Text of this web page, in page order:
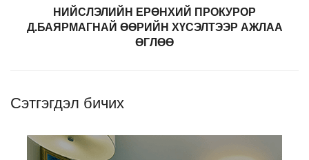
НИЙСЛЭЛИЙН ЕРӨНХИЙ ПРОКУРОР
Д.БАЯРМАГНАЙ ӨӨРИЙН ХҮСЭЛТЭЭР АЖЛАА
ӨГЛӨӨ
Сэтгэгдэл бичих